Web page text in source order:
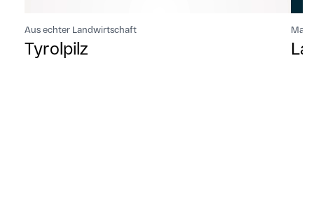
Aus echter Landwirtschaft
Tyrolpilz